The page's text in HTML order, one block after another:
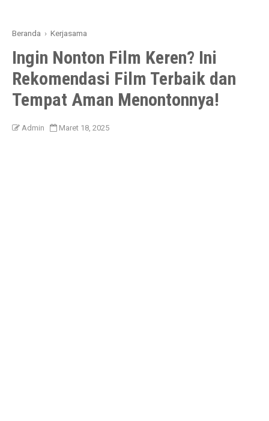
Beranda ›Kerjasama
Ingin Nonton Film Keren? Ini
Rekomendasi Film Terbaik dan
Tempat Aman Menontonnya!
Admin Maret 18, 2025